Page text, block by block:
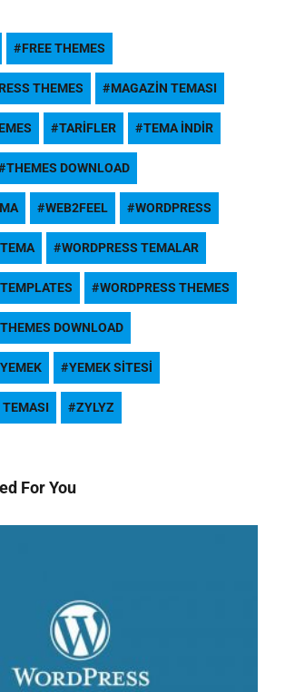
FREE THEMES
THEMES MAGAZIN TEMASI
TARIFLER TEMA INDIR
THEMES DOWNLOAD
WEB2FEEL WORDPRESS
WORDPRESS TEMALAR
WORDPRESS THEMES
DOWNLOAD
YEMEK SITESI
TEMASI ZYLYZ
For You